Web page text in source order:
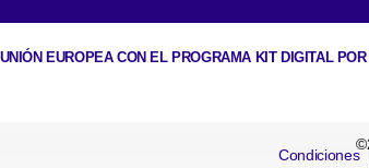
EUROPEA CON EL PROGRAMA KIT DIGITAL
Condiciones